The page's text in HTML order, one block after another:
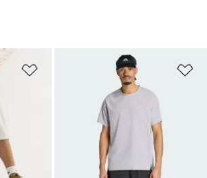
เพิ่มไปยังรายการสินค้าโปรด